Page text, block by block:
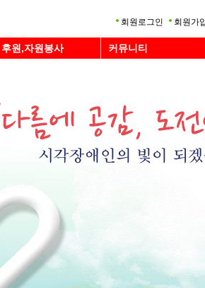
회원로그인 회원가
후원,자원봉사 커뮤니티